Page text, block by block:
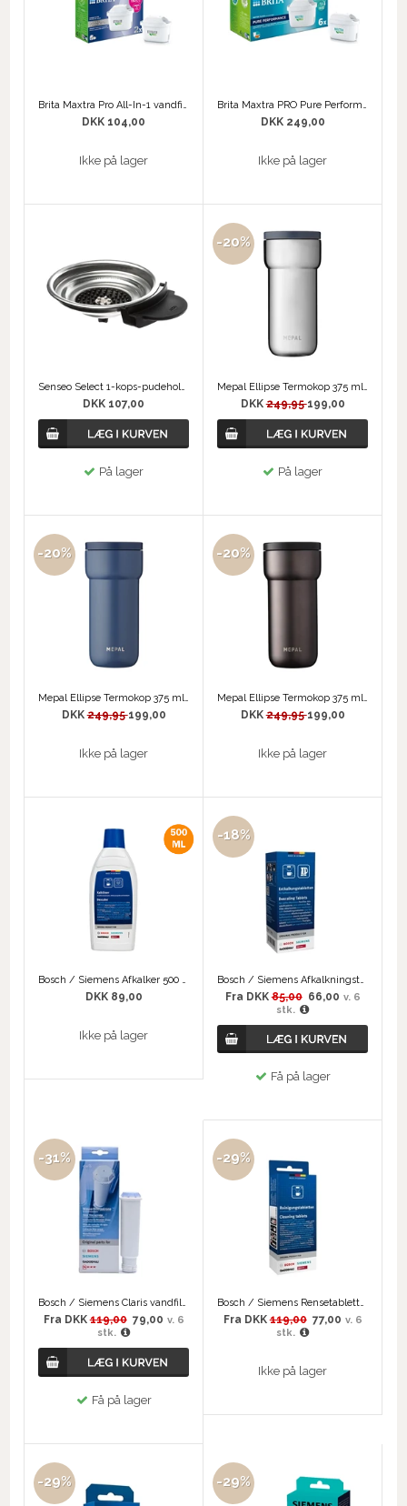
Brita Maxtra Pro All-In-1 vandfilter 2 stk.
DKK 104,00
Ikke på lager
Brita Maxtra PRO Pure Performance vandfilter 6 stk.
DKK 249,00
Ikke på lager
Senseo Select 1-kops-pudeholder
DKK 107,00
På lager
-20%
Mepal Ellipse Termokop 375 ml - Børstet Stål
DKK249,95199,00
På lager
-20%
Mepal Ellipse Termokop 375 ml - Nordisk Denim
DKK249,95199,00
Ikke på lager
-20%
Mepal Ellipse Termokop 375 ml - Titanium
DKK249,95199,00
Ikke på lager
Bosch / Siemens Afkalker 500 ml
DKK 89,00
Ikke på lager
-18%
Bosch / Siemens Afkalkningstabs
Fra DKK 85,00 66,00 v. 6
stk.
Få på lager
-31%
Bosch / Siemens Claris vandfilter TZ60003
Fra DKK 119,00 79,00 v. 6
stk.
Få på lager
-29%
Bosch / Siemens Rensetabletter
Fra DKK 119,00 77,00 v. 6
stk.
Ikke på lager
-29% -29%